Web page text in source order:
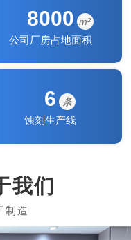
8000 m²
公司厂房占地面积
6
条
蚀刻生产线
我们